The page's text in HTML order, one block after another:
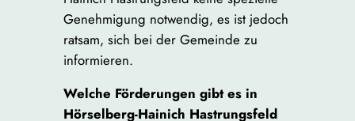
Genehmigung notwendig, es ist jedoch
ratsam, sich bei der Gemeinde zu
informieren.
Welche Förderungen gibt es in
Hörselberg-Hainich Hastrungsfeld